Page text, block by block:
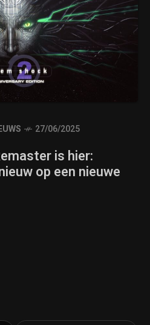
27/06/2025
is hier:
op een nieuwe